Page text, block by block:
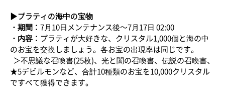
▶プラティの海中の宝物
・期間： 7月10日メンテナンス後～7月17日 02:00
・内容： プラティが大好きな、クリスタル1,000個と海の中
のお宝を交換しましょう。各お宝の出現率は同じです。
＞不思議な召喚書(25枚)、光と闇の召喚書、伝説の召喚書、
★5デビルモンなど、合計10種類のお宝を10,000クリスタル
ですべて獲得できます。